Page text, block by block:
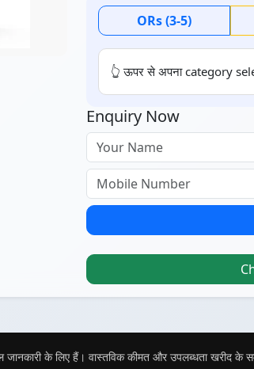
ORs (3-5)
👆 ऊपर से अपना category
Enquiry Now
जानकारी के लिए हैं। वास्तविक कीमत और उपलब्धता खरीद के